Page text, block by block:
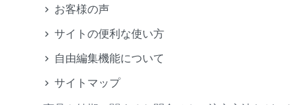
お客様の声
サイトの便利な使い方
自由編集機能について
サイトマップ